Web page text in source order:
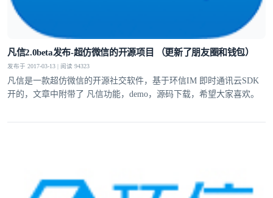
凡信2.0beta发布-超仿微信的开源项目 （更新了朋友圈和钱包）
发布于 2017-03-13 | 阅读 94323
凡信是一款超仿微信的开源社交软件，基于环信IM 即时通讯云SDK
开的，文章中附带了 凡信功能，demo，源码下载，希望大家喜欢。